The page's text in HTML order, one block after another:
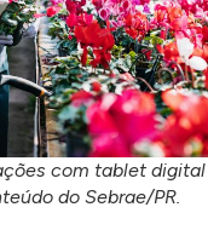
com tablet digital
do Sebrae/PR.